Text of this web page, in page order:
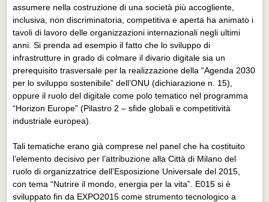
assumere nella costruzione di una società più accogliente,
inclusiva, non discriminatoria, competitiva e aperta ha animato i
tavoli di lavoro delle organizzazioni internazionali negli ultimi
anni. Si prenda ad esempio il fatto che lo sviluppo di
infrastrutture in grado di colmare il divario digitale sia un
prerequisito trasversale per la realizzazione della “Agenda 2030
per lo sviluppo sostenibile” dell’ONU (dichiarazione n. 15),
oppure il ruolo del digitale come polo tematico nel programma
“Horizon Europe” (Pilastro 2 – sfide globali e competitività
industriale europea).
Tali tematiche erano già comprese nel panel che ha costituito
l’elemento decisivo per l’attribuzione alla Città di Milano del
ruolo di organizzatrice dell’Esposizione Universale del 2015,
con tema “Nutrire il mondo, energia per la vita”. E015 si è
sviluppato fin da EXPO2015 come strumento tecnologico a